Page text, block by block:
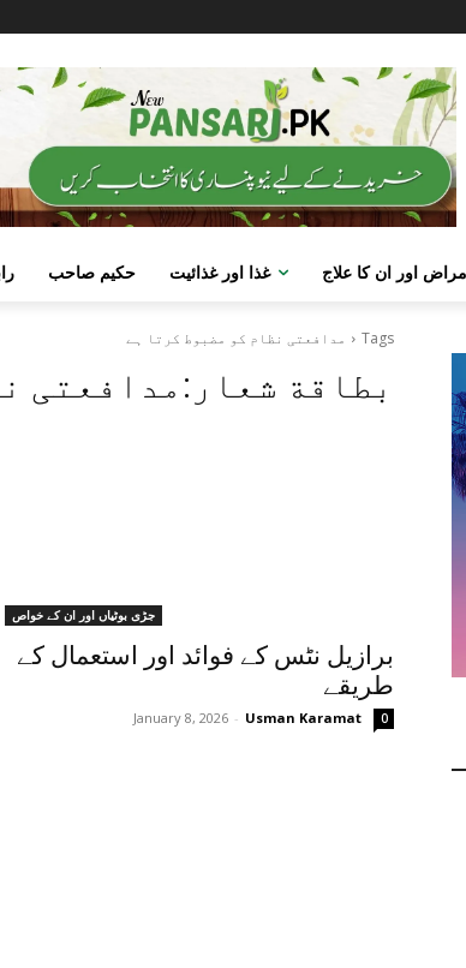
حکیم صاحب غذا اور غذائیت اور ان کا علاج
Tags مدافعتی نظام کو مضبوط کرتا ہے
بطاقة شعار: مدافعتی
جڑی بوٹیاں اور ان کے خواص
برازیل نٹس کے فوائد اور استعمال کے
طریقے
Usman Karamat
-
January 8, 2026 0